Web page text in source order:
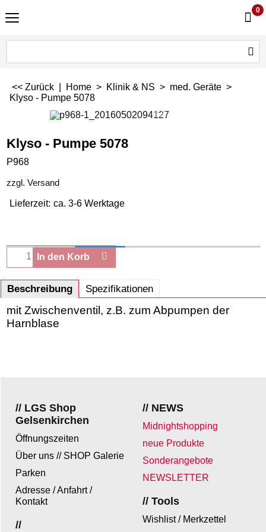
0
<< Zurück Home > Klinik & NS > med. Geräte >
Klyso - Pumpe 5078
Klyso - Pumpe 5078
P968
zzgl. Versand
Lieferzeit: ca. 3-6 Werktage
In den Korb
Beschreibung Spezifikationen
mit Zwischenventil, z.B. zum Abpumpen der
Harnblase
// NEWS
Midnightshopping
neue Produkte
Sonderangebote
NEWSLETTER
// LGS Shop
Gelsenkirchen
Öffnungszeiten
Über uns // SHOP Galerie
Parken
Adresse / Anfahrt /
Kontakt
// Tools
Wishlist / Merkzettel
//